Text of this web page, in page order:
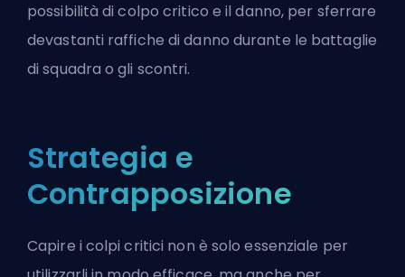
possibilità di colpo critico e il danno, per sferrare
devastanti raffiche di danno durante le battaglie
di squadra o gli scontri.
Strategia e
Contrapposizione
Capire i colpi critici non è solo essenziale per